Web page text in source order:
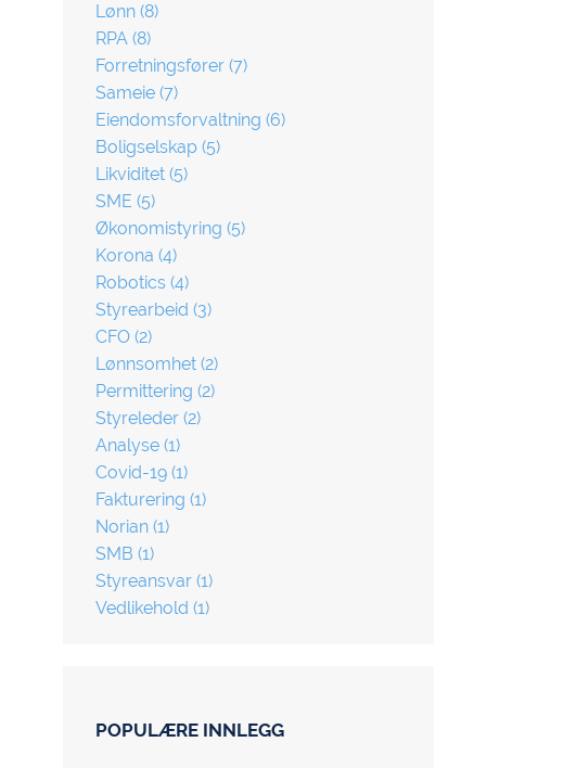
Lønn(8)
RPA(8)
Forretningsfører(7)
Sameie(7)
Eiendomsforvaltning(6)
Boligselskap(5)
Likviditet(5)
SME(5)
Økonomistyring(5)
Korona(4)
Robotics(4)
Styrearbeid(3)
CFO(2)
Lønnsomhet(2)
Permittering(2)
Styreleder(2)
Analyse(1)
Covid-19(1)
Fakturering(1)
Norian(1)
SMB(1)
Styreansvar(1)
Vedlikehold(1)
POPULÆRE INNLEGG